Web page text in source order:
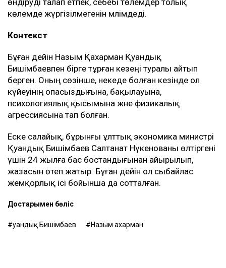
көлемде жүргізілмегенін мәлімдеді.
Контекст
Бұған дейін Назым Қахарман Қуандық
Бишімбаевпен бірге тұрған кезеңі туралы айтып
берген. Оның сөзінше, некеде болған кезінде ол
күйеуінің опасыздығына, бақылауына,
психологиялық қысымына және физикалық
агрессиясына тап болған.
Еске салайық, бұрынғы ұлттық экономика министрі
Қуандық Бишімбаев Салтанат Нүкенованы өлтіргені
үшін 24 жылға бас бостандығынан айырылып,
жазасын өтеп жатыр. Бұған дейін ол сыбайлас
жемқорлық ісі бойынша да сотталған.
Достарыңмен бөліс
Қуандық Бишімбаев Назым Қахарман